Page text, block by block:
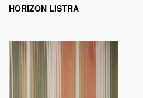
HORIZON LISTRA